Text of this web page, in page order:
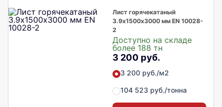
Лист горячекатаный
3.9х1500х3000 мм EN 10028-
2
Доступно на складе
более 188 тн
3 200 руб.
3 200 руб./м2
104 523 руб./тонна